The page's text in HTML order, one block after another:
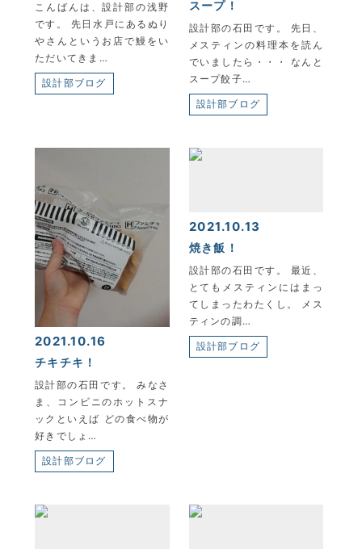
こんばんは、設計部の浅野
です。 先日水戸にあるぬり
やさんというお店で鰻をい
ただいてきま…
設計部ブログ
スープ！
設計部の石田です。 先日、
メスティンの料理本を読ん
でいましたら・・・ なんと
スープ餃子…
設計部ブログ
2021.10.16
チキチキ！
設計部の石田です。 みなさ
ま、コンビニのホットスナ
ックといえば どの食べ物が
好きでしょ…
設計部ブログ
2021.10.13
焼き飯！
設計部の石田です。 最近、
とてもメスティンにはまっ
てしまったわたくし。 メス
ティンの調…
設計部ブログ